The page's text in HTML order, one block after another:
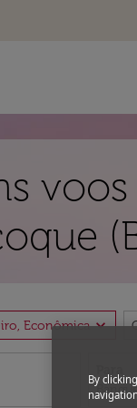
Econômicaexpand_more
By